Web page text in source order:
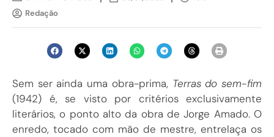
Redação
Sem ser ainda uma obra-prima, Terras do sem-fim
(1942) é, se visto por critérios exclusivamente
literários, o ponto alto da obra de Jorge Amado. O
enredo, tocado com mão de mestre, entrelaça os